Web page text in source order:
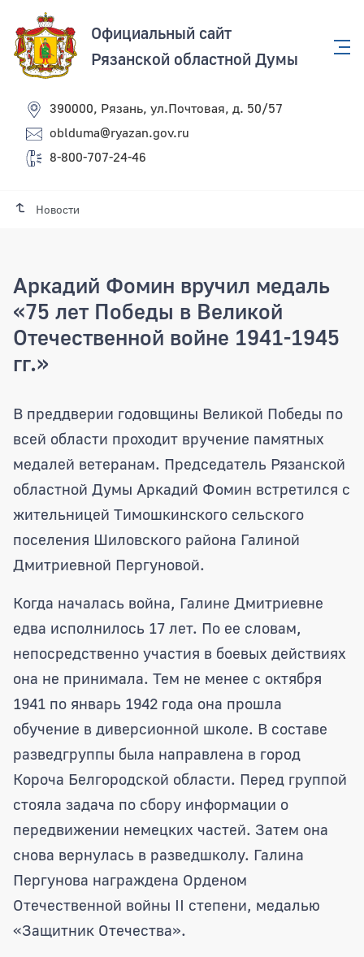
Официальный сайт
Рязанской областной Думы
390000, Рязань, ул.Почтовая, д. 50/57
oblduma@ryazan.gov.ru
8-800-707-24-46
Новости
Аркадий Фомин вручил медаль
«75 лет Победы в Великой
Отечественной войне 1941-1945
гг.»
Аркадий Фомин вручил медаль «75
В преддверии годовщины Великой Победы по
всей области проходит вручение памятных
медалей ветеранам. Председатель Рязанской
областной Думы Аркадий Фомин встретился с
жительницей Тимошкинского сельского
поселения Шиловского района Галиной
Дмитриевной Пергуновой.
Когда началась война, Галине Дмитриевне
едва исполнилось 17 лет. По ее словам,
непосредственно участия в боевых действиях
она не принимала. Тем не менее с октября
1941 по январь 1942 года она прошла
обучение в диверсионной школе. В составе
разведгруппы была направлена в город
Короча Белгородской области. Перед группой
стояла задача по сбору информации о
передвижении немецких частей. Затем она
снова вернулась в разведшколу. Галина
Пергунова награждена Орденом
Отечественной войны II степени, медалью
«Защитник Отечества».